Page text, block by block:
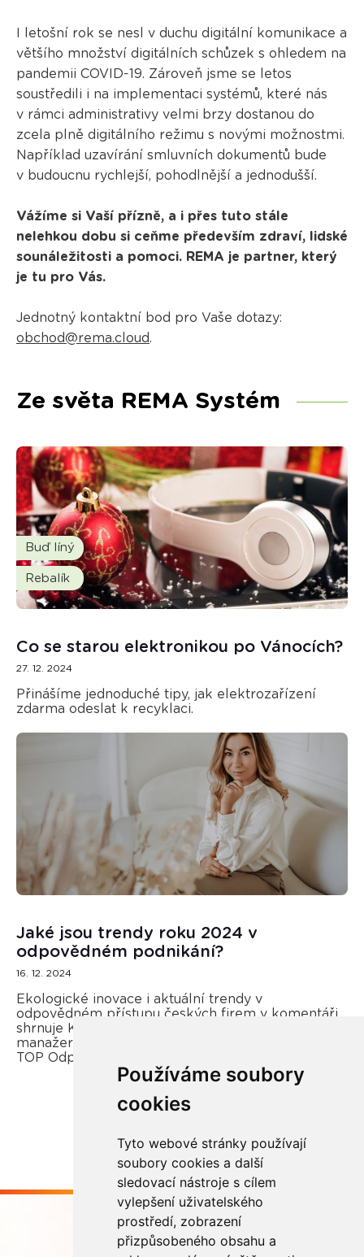
Používáme soubory
cookies
Tyto webové stránky používají
soubory cookies a další
sledovací nástroje s cílem
vylepšení uživatelského
prostředí, zobrazení
přizpůsobeného obsahu a
I letošní rok se nesl v duchu digitální komunikace a
většího množství digitálních schůzek s ohledem na
pandemii COVID-19. Zároveň jsme se letos
soustředili i na implementaci systémů, které nás
v rámci administrativy velmi brzy dostanou do
zcela plně digitálního režimu s novými možnostmi.
Například uzavírání smluvních dokumentů bude
v budoucnu rychlejší, pohodlnější a jednodušší.
Vážíme si Vaší přízně, a i přes tuto stále
nelehkou dobu si ceňme především zdraví, lidské
sounáležitosti a pomoci. REMA je partner, který
je tu pro Vás.
Jednotný kontaktní bod pro Vaše dotazy:
obchod@rema.cloud.
Ze světa REMA Systém
Buď líný
Rebalík
Co se starou elektronikou po Vánocích?
27. 12. 2024
Přinášíme jednoduché tipy, jak elektrozařízení
zdarma odeslat k recyklaci.
Jaké jsou trendy roku 2024 v
odpovědném podnikání?
16. 12. 2024
Ekologické inovace i aktuální trendy v
odpovědném přístupu českých firem v komentáři
shrnuje Kateřina Opletal Průchová, regionální
manažerka REMA Systém a porotkyně soutěže
TOP Odpovědná firma.